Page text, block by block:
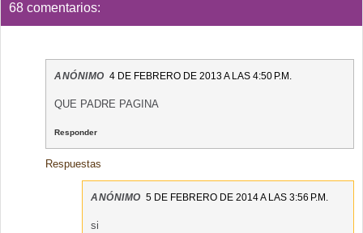
68 comentarios:
ANÓNIMO 4 DE FEBRERO DE 2013 A LAS 4:50 P.M.
QUE PADRE PAGINA
Responder
Respuestas
ANÓNIMO 5 DE FEBRERO DE 2014 A LAS 3:56 P.M.
si